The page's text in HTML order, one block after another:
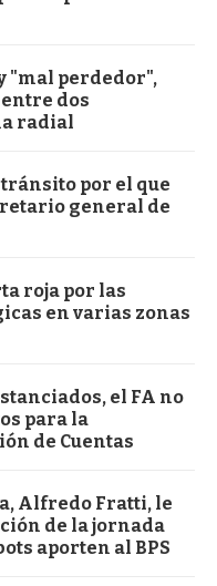
"mal perdedor",
dos
radial
por el que
general de
roja por las
en varias zonas
el FA no
para la
de Cuentas
Alfredo Fratti, le
de la jornada
aporten al BPS